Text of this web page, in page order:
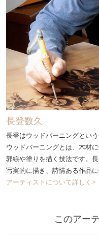
長登数久
長登はウッドバーニングとい
ウッドバーニングとは、木材
郭線や塗りを描く技法です。
写実的に描き、詩情ある作品に
アーティストについて詳しく>
このアー